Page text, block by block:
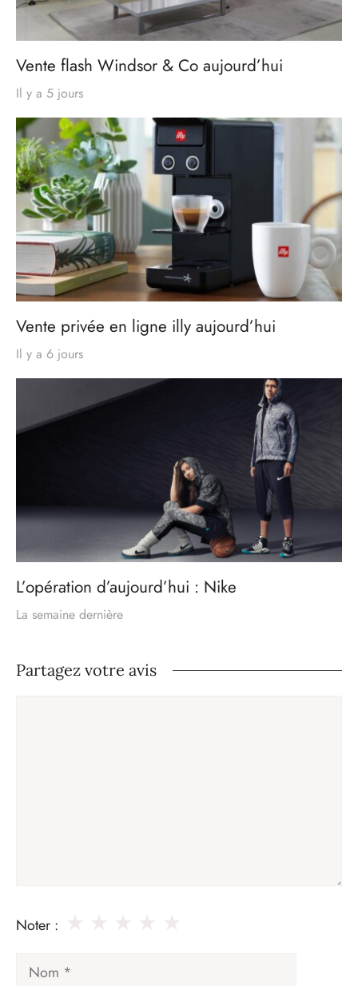
Vente flash Windsor & Co aujourd’hui
Il y a 5 jours
Vente privée en ligne illy aujourd’hui
Il y a 6 jours
L’opération d’aujourd’hui : Nike
La semaine dernière
Partagez votre avis
Noter :
Nom